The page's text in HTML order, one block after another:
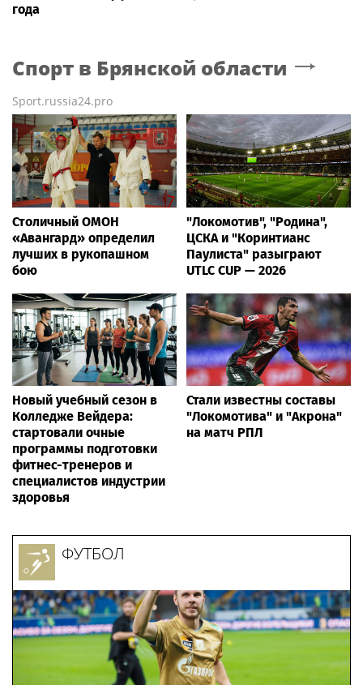
года
Спорт в Брянской области
Sport.russia24.pro
Столичный ОМОН
«Авангард» определил
лучших в рукопашном
бою
"Локомотив", "Родина",
ЦСКА и "Коринтианс
Паулиста" разыграют
UTLC CUP — 2026
Новый учебный сезон в
Колледже Вейдера:
стартовали очные
программы подготовки
фитнес-тренеров и
специалистов индустрии
здоровья
Стали известны составы
"Локомотива" и "Акрона"
на матч РПЛ
ФУТБОЛ